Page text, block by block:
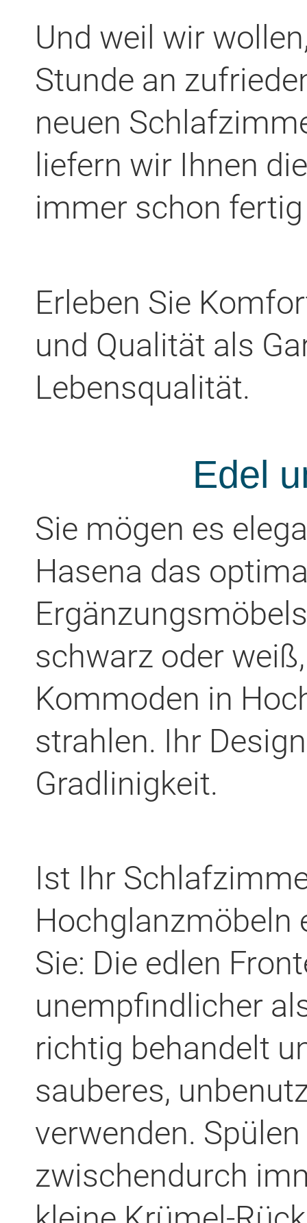
Und weil wir
Stunde an
neuen
liefern wir Ihnen
immer schon
Erleben Sie
und Qualität als
Lebensqualität.
Edel
Sie mögen es
Hasena das
schwarz oder
Kommoden in
strahlen. Ihr
Gradlinigkeit.
Ist Ihr
Hochglanzmöbeln
Sie: Die edlen
unempfindlicher
richtig behandelt
sauberes,
verwenden.
zwischendurch